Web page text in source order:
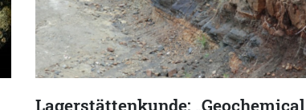
Lagerstättenkunde: „Geochemical